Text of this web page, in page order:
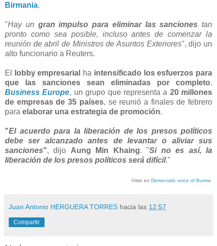
Birmania.
"Hay un gran impulso para eliminar las sanciones tan
pronto como sea posible, incluso antes de comenzar la
reunión de abril de Ministros de Asuntos Exteriores", dijo un
alto funcionario a Reuters.
El lobby empresarial ha intensificado los esfuerzos para
que las sanciones sean eliminadas por completo.
Business Europe, un grupo que representa a 20 millones
de empresas de 35 países, se reunió a finales de febrero
para elaborar una estrategia de promoción.
"El acuerdo para la liberación de los presos políticos
debe ser alcanzado antes de levantar o aliviar sus
sanciones", dijo Aung Min Khaing. "Si no es así, la
liberación de los presos políticos será difícil."
Visto en Democratic voice of Burma
Juan Antonio HERGUERA TORRES hacia las 12:57
Compartir